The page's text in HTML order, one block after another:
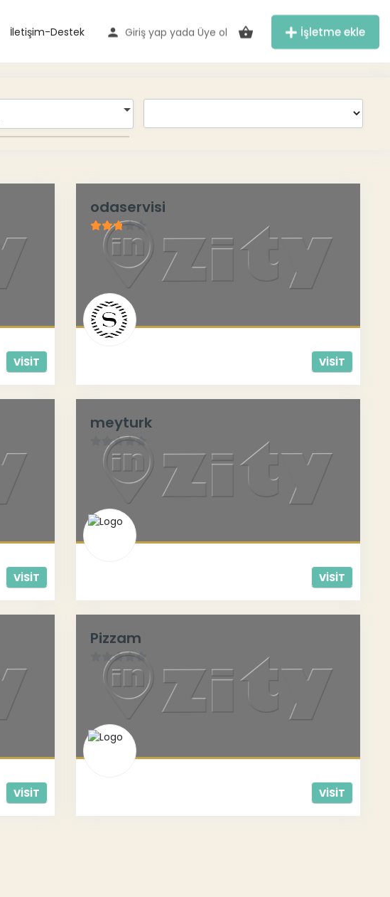
İletişim-Destek Giriş yap yada Üye ol İşletme ekle
VISIT
odaservisi
2.75 / 5
VISIT
VISIT
meyturk
VISIT
VISIT
Pizzam
VISIT